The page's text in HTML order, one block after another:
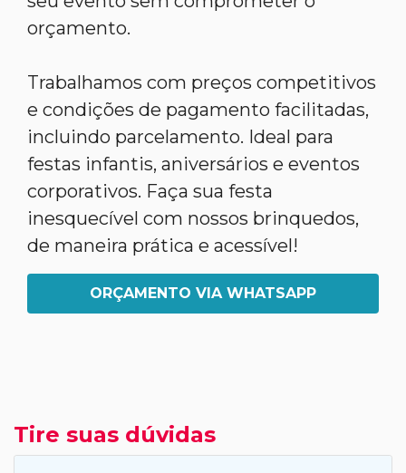
orçamento.
Trabalhamos com preços competitivos
e condições de pagamento facilitadas,
incluindo parcelamento. Ideal para
festas infantis, aniversários e eventos
corporativos. Faça sua festa
inesquecível com nossos brinquedos,
de maneira prática e acessível!
ORÇAMENTO VIA WHATSAPP
Tire suas dúvidas